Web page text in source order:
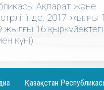
Ақпарат және
2017 жылғы
жылғы 16
күні)
Қазақстан